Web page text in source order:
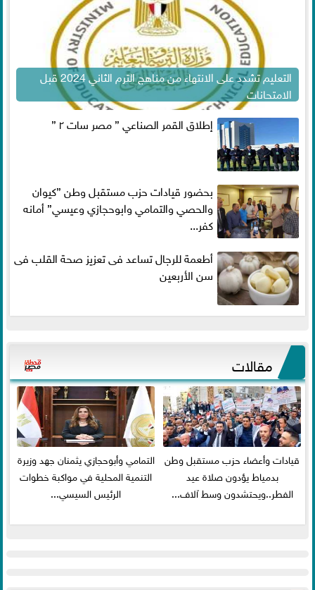
التعليم تشدد على الانتهاء من مناهج الترم الثاني 2024 قبل
الامتحانات
إطلاق القمر الصناعي ” مصر سات ٢ ”
بحضور قيادات حزب مستقبل وطن ”كيوان
والحصي والتمامي وابوحجازي وعيسي” أمانه
كفر...
أطعمة للرجال تساعد فى تعزيز صحة القلب فى
سن الأربعين
مقالات
قيادات وأعضاء حزب مستقبل وطن
بدمياط يؤدون صلاة عيد
الفطر..ويحتشدون وسط آلاف...
التمامي وأبوحجازي يثمنان جهد وزيرة
التنمية المحلية في مواكبة خطوات
الرئيس السيسي...